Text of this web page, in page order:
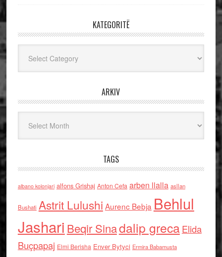
KATEGORITË
ARKIV
TAGS
albano kolonjari alfons Grishaj Anton Cefa arben llalla asllan
Bushati Astrit Lulushi Aurenc Bebja Behlul
Jashari Beqir Sinadalip grecaElida
Buçpapaj Elmi Berisha Enver Bytyci Ermira Babamusta